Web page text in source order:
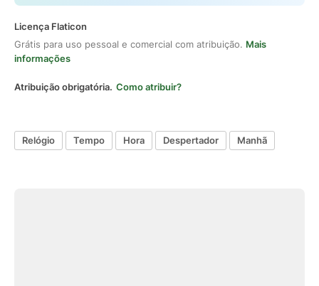
Licença Flaticon
Grátis para uso pessoal e comercial com atribuição. Mais
informações
Atribuição obrigatória. Como atribuir?
Relógio Tempo Hora Despertador Manhã